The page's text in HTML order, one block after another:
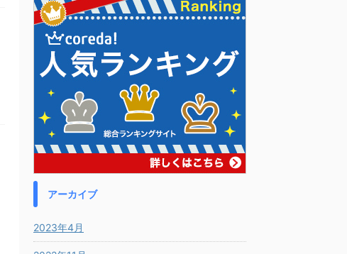
アーカイブ
2023年4月